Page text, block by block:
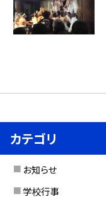
カテゴリ
お知らせ
学校行事